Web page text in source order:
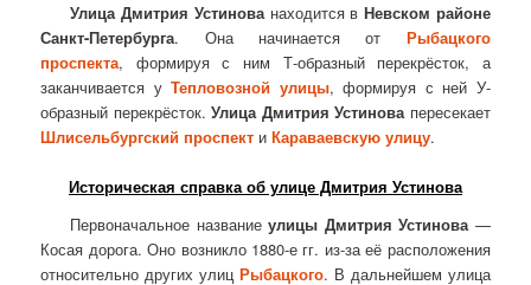
Улица Дмитрия Устинованаходится вНевском районе
Санкт-Петербурга. Она начинается от Рыбацкого
проспекта, формируя с ним Т-образный перекрёсток, а
заканчивается уТепловозной улицы, формируя с ней У-
образный перекрёсток.Улица Дмитрия Устиновапересекает
Шлисельбургский проспект иКараваевскую улицу.
Историческая справка об улице Дмитрия Устинова
Первоначальное названиеулицы Дмитрия Устинова—
Косая дорога. Оно возникло 1880-е гг. из-за её расположения
относительно других улиц Рыбацкого. В дальнейшем улица